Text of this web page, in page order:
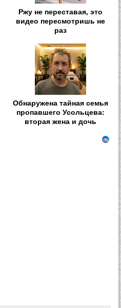
Ржу не переставая, это
видео пересмотришь не
раз
Обнаружена тайная семья
пропавшего Усольцева:
вторая жена и дочь